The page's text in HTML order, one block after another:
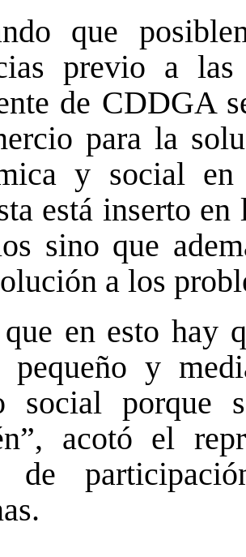
que
previo a
de CDDGA
para la
y social
está inserto
sino que
a los
en esto hay
pequeño y
social porque
acotó el
de